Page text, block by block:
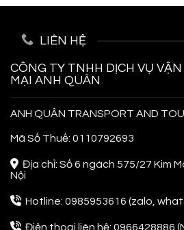
Tiết
Phuket
Cho
Đi
Lần
LIÊN HỆ
CÔNG TY TNHH DỊCH VỤ
MẠI ANH QUÂN
ANH QUÂN TRANSPORT AND
Mã Số Thuế: 0110792693
Địa chỉ: Số 6 ngách 575/27 Kim
Nội
Hotline: 0985953616 (zalo,
Điện thoại liên hệ: 0966428886